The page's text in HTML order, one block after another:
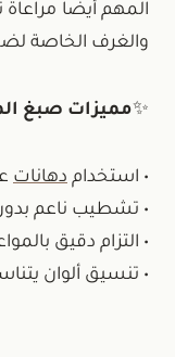
المهم أيضًا مراعاة
والغرف الخاصة
✨مميزات صبغ
• استخدام دهانات
• تشطيب ناعم
• التزام دقيق
• تنسيق ألوان